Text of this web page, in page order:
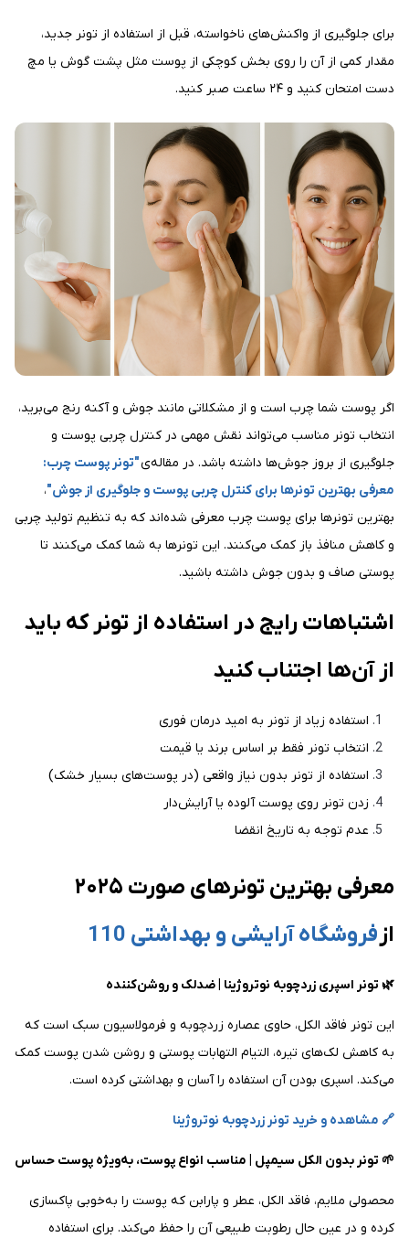
برای جلوگیری از واکنش‌های ناخواسته، قبل از استفاده از تونر جدید،
مقدار کمی از آن را روی بخش کوچکی از پوست مثل پشت گوش یا مچ
دست امتحان کنید و ۲۴ ساعت صبر کنید.
اگر پوست شما چرب است و از مشکلاتی مانند جوش و آکنه رنج می‌برید،
انتخاب تونر مناسب می‌تواند نقش مهمی در کنترل چربی پوست و
جلوگیری از بروز جوش‌ها داشته باشد. در مقاله‌ی"تونر پوست چرب:
معرفی بهترین تونرها برای کنترل چربی پوست و جلوگیری از جوش"،
بهترین تونرها برای پوست چرب معرفی شده‌اند که به تنظیم تولید چربی
و کاهش منافذ باز کمک می‌کنند. این تونرها به شما کمک می‌کنند تا
پوستی صاف و بدون جوش داشته باشید.
اشتباهات رایج در استفاده از تونر که باید
از آن‌ها اجتناب کنید
استفاده زیاد از تونر به امید درمان فوری
انتخاب تونر فقط بر اساس برند یا قیمت
استفاده از تونر بدون نیاز واقعی (در پوست‌های بسیار خشک)
زدن تونر روی پوست آلوده یا آرایش‌دار
عدم توجه به تاریخ انقضا
معرفی بهترین تونرهای صورت ۲۰۲۵
ازفروشگاه آرایشی و بهداشتی 110
🌿 تونر اسپری زردچوبه نوتروژینا | ضدلک و روشن‌کننده
این تونر فاقد الکل، حاوی عصاره زردچوبه و فرمولاسیون سبک است که
به کاهش لک‌های تیره، التیام التهابات پوستی و روشن شدن پوست کمک
می‌کند. اسپری بودن آن استفاده را آسان و بهداشتی کرده است.
🔗 مشاهده و خرید تونر زردچوبه نوتروژینا
🌱 تونر بدون الکل سیمپل | مناسب انواع پوست، به‌ویژه پوست حساس
محصولی ملایم، فاقد الکل، عطر و پارابن که پوست را به‌خوبی پاکسازی
کرده و در عین حال رطوبت طبیعی آن را حفظ می‌کند. برای استفاده